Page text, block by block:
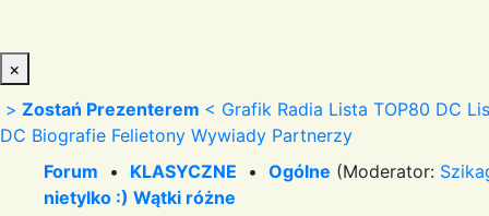
×
> Zostań Prezenterem < Grafik Radia Lista TOP80 DC
DC Biografie Felietony Wywiady Partnerzy
Forum • KLASYCZNE • Ogólne (Moderator:
nietylko :) Wątki różne